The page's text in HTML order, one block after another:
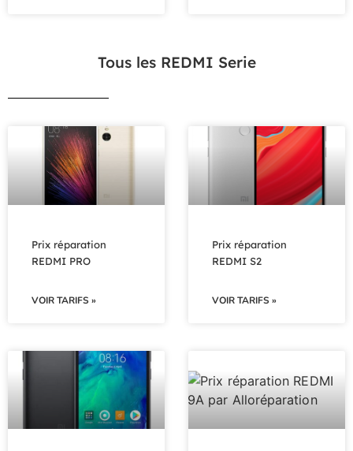
Tous les REDMI Serie
Prix réparation
REDMI PRO
VOIR TARIFS »
Prix réparation
REDMI S2
VOIR TARIFS »